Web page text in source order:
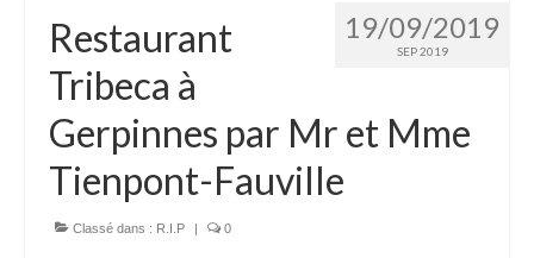
19/09/2019
SEP 2019
Restaurant
Tribeca à
Gerpinnes par Mr et Mme
Tienpont-Fauville
Classé dans : R.I.P | 0